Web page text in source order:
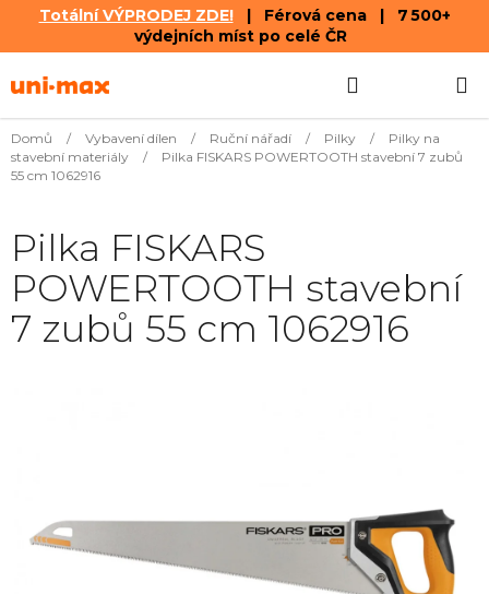
Totální VÝPRODEJ ZDE!| Férová cena | 7 500+
výdejních míst po celé ČR
na
KOŠÍK
Domů / Vybavení dílen / Ruční nářadí / Pilky /
Pilky na
stavební materiály
/
Pilka FISKARS POWERTOOTH stavební 7 zubů
55 cm 1062916
Pilka FISKARS
POWERTOOTH stavební
7 zubů 55 cm 1062916